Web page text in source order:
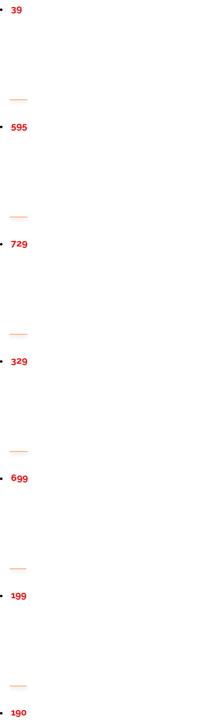
39
595
729
329
699
199
190